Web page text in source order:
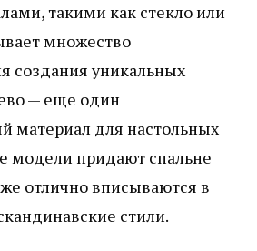
такими как стекло или
множество
создания уникальных
— еще один
материал для настольных
модели придают спальне
отлично вписываются в
стили.